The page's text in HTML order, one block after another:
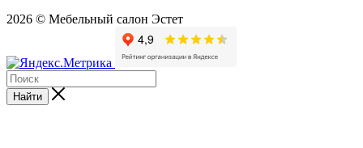
2026 © Мебельный салон Эстет
Найти